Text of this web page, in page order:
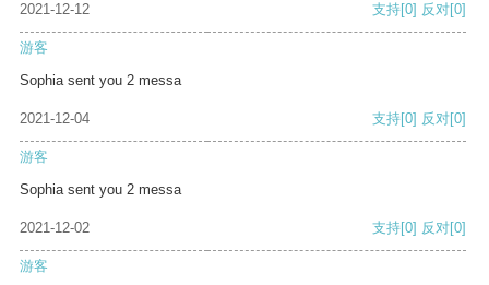
2021-12-12 支持[0] 反对[0]
游客
Sophia sent you 2 messa
2021-12-04 支持[0] 反对[0]
游客
Sophia sent you 2 messa
2021-12-02 支持[0] 反对[0]
游客